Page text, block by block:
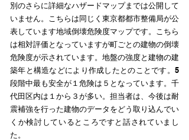
別のさらに詳細なハザードマップまでは公開して
いません。こちらは同じく東京都都市整備局が公
表しています地域倒壊危険度マップです。こちら
は相対評価となっていますが町ごとの建物の倒壊
危険度が示されています。地盤の強度と建物の建
築年と構造などにより作成したとのことです。5
段階中最も安全が１危険は５となっています。千
代田区内は１から３が多い。担当者は、今後は耐
震補強を行った建物のデータをどう取り込んでい
くか検討しているところですと話されていまし
た。